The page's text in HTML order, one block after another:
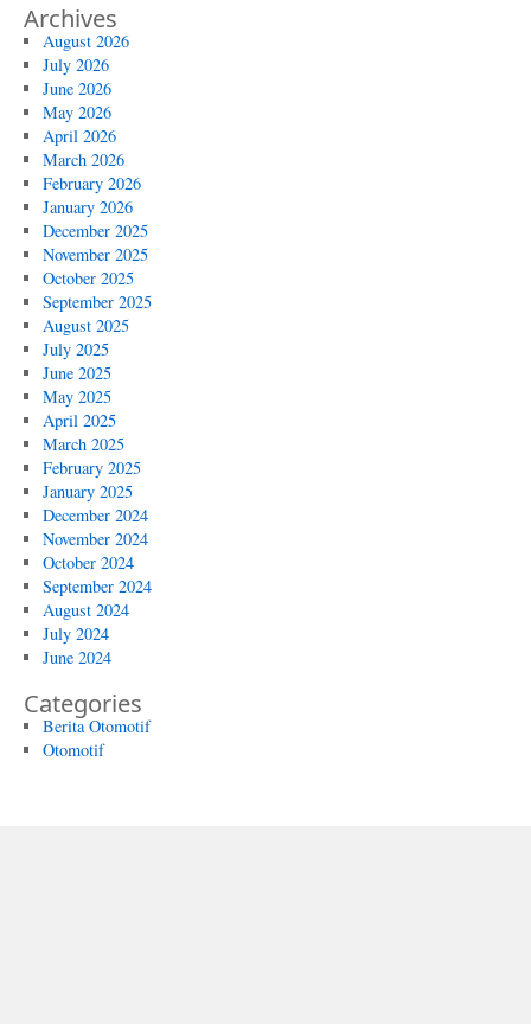
Archives
August 2026
July 2026
June 2026
May 2026
April 2026
March 2026
February 2026
January 2026
December 2025
November 2025
October 2025
September 2025
August 2025
July 2025
June 2025
May 2025
April 2025
March 2025
February 2025
January 2025
December 2024
November 2024
October 2024
September 2024
August 2024
July 2024
June 2024
Categories
Berita Otomotif
Otomotif